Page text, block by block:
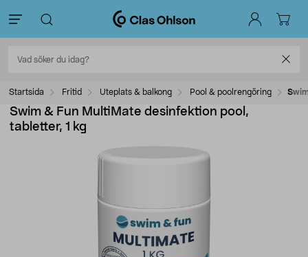
Startsida Fritid Uteplats & balkong Pool & poolrengöring
Swim & Fun MultiMate desinfektion pool,
tabletter, 1 kg